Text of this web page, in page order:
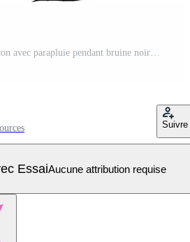
ai généré silhouette garçon avec parapluie pendant bruine noir Couleur seulement Vecteur Pro
Suivre
EssaiAucune attribution requise